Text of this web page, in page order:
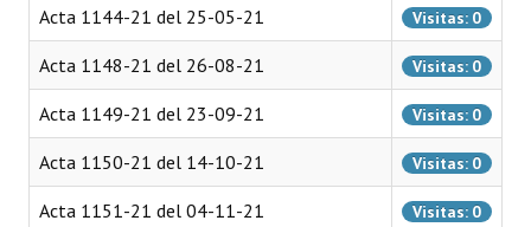
Comisiones Especiales
Concejales Mandato Cumplido
Programas
LEGISLACIÓN
Constitución Nacional
Acta 1144-21 del 25-05-21 Visitas: 0
Acta 1148-21 del 26-08-21 Visitas: 0
Acta 1149-21 del 23-09-21 Visitas: 0
Acta 1150-21 del 14-10-21 Visitas: 0
Acta 1151-21 del 04-11-21 Visitas: 0